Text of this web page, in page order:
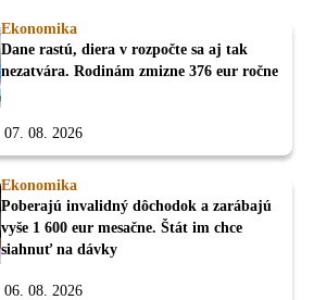
Ekonomika
Dane rastú, diera v rozpočte sa aj tak
nezatvára. Rodinám zmizne 376 eur ročne
07. 08. 2026
Ekonomika
Poberajú invalidný dôchodok a zarábajú
vyše 1 600 eur mesačne. Štát im chce
siahnuť na dávky
06. 08. 2026